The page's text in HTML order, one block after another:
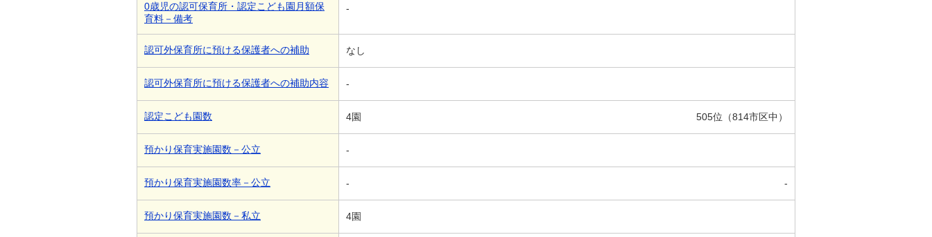
0歳児の認可保育所・認定こども園月額保
育料－備考
-
認可外保育所に預ける保護者への補助 なし
認可外保育所に預ける保護者への補助内容 -
認定こども園数 4園 505位（814市区中）
預かり保育実施園数－公立 -
預かり保育実施園数率－公立 - -
預かり保育実施園数－私立 4園